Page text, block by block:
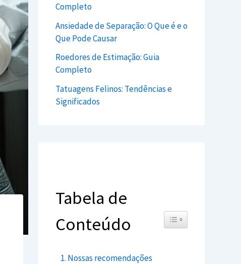
Completo
Ansiedade de Separação: O Que é e o
Que Pode Causar
Roedores de Estimação: Guia
Completo
Tatuagens Felinos: Tendências e
Significados
Tabela de
Conteúdo
Toggle Table of Content
Nossas recomendações